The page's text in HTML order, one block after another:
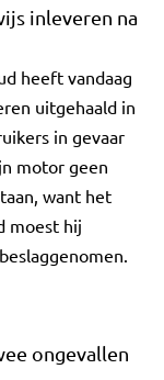
inleveren na
heeft vandaag
uitgehaald in
in gevaar
motor geen
want het
moest hij
ongevallen